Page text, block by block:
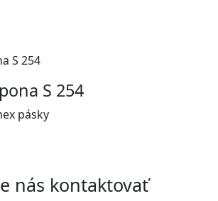
S 254
pásky
nás kontaktovať